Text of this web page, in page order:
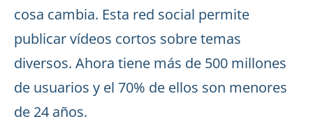
cosa cambia. Esta red social permite
publicar vídeos cortos sobre temas
diversos. Ahora tiene más de 500 millones
de usuarios y el 70% de ellos son menores
de 24 años.